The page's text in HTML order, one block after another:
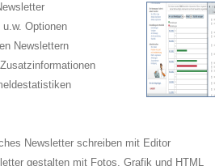
Optionen
Newslettern
Newsletter schreiben mit Editor
gestalten mit Fotos, Grafik und HTML